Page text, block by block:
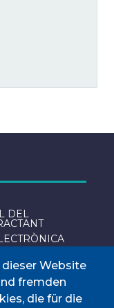
DEL
Website
fremden
die für die